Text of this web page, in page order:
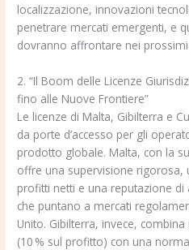
localizzazione, innovazioni
penetrare mercati emergenti, e
dovranno affrontare nei
2. “Il Boom delle Licenze
fino alle Nuove Frontiere”
Le licenze di Malta, Gibilterra e
da porte d’accesso per gli
prodotto globale. Malta, con la
offre una supervisione rigorosa,
profitti netti e una reputazione
che puntano a mercati
Unito. Gibilterra, invece,
(10 % sul profitto) con una